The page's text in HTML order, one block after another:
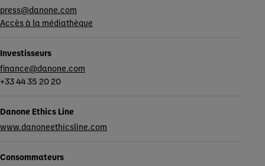
press@danone.com
Accès à la médiathèque
Investisseurs
finance@danone.com
+33 44 35 20 20
Danone Ethics Line
www.danoneethicsline.com
Consommateurs